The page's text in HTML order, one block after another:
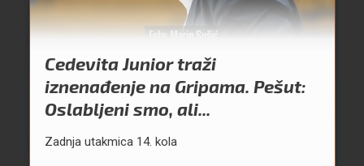
Cedevita Junior traži
iznenađenje na Gripama. Pešut:
Oslabljeni smo, ali...
Zadnja utakmica 14. kola